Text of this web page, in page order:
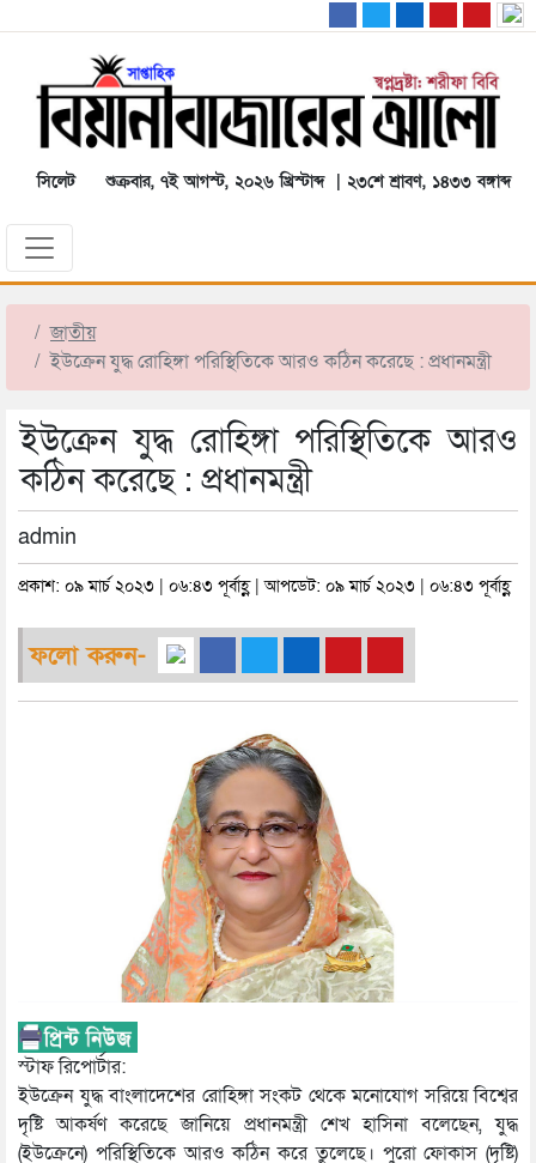
সিলেট শুক্রবার, ৭ই আগস্ট, ২০২৬ খ্রিস্টাব্দ | ২৩শে শ্রাবণ, ১৪৩৩ বঙ্গাব্দ
জাতীয়
ইউক্রেন যুদ্ধ রোহিঙ্গা পরিস্থিতিকে আরও কঠিন করেছে : প্রধানমন্ত্রী
ইউক্রেন যুদ্ধ রোহিঙ্গা পরিস্থিতিকে আরও
কঠিন করেছে : প্রধানমন্ত্রী
admin
প্রকাশ: ০৯ মার্চ ২০২৩ | ০৬:৪৩ পূর্বাহ্ণ | আপডেট: ০৯ মার্চ ২০২৩ | ০৬:৪৩ পূর্বাহ্ণ
ফলো করুন-
স্টাফ রিপোর্টার:
ইউক্রেন যুদ্ধ বাংলাদেশের রোহিঙ্গা সংকট থেকে মনোযোগ সরিয়ে বিশ্বের
দৃষ্টি আকর্ষণ করেছে জানিয়ে প্রধানমন্ত্রী শেখ হাসিনা বলেছেন, যুদ্ধ
(ইউক্রেনে) পরিস্থিতিকে আরও কঠিন করে তুলেছে। পুরো ফোকাস (দৃষ্টি)